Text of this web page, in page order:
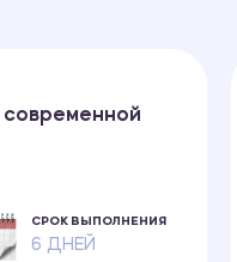
современной
СРОК ВЫПОЛНЕНИЯ
6 ДНЕЙ